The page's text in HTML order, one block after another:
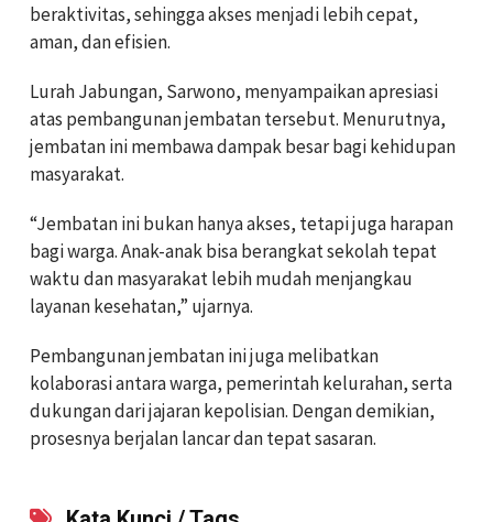
beraktivitas, sehingga akses menjadi lebih cepat,
aman, dan efisien.
Lurah Jabungan, Sarwono, menyampaikan apresiasi
atas pembangunan jembatan tersebut. Menurutnya,
jembatan ini membawa dampak besar bagi kehidupan
masyarakat.
“Jembatan ini bukan hanya akses, tetapi juga harapan
bagi warga. Anak-anak bisa berangkat sekolah tepat
waktu dan masyarakat lebih mudah menjangkau
layanan kesehatan,” ujarnya.
Pembangunan jembatan ini juga melibatkan
kolaborasi antara warga, pemerintah kelurahan, serta
dukungan dari jajaran kepolisian. Dengan demikian,
prosesnya berjalan lancar dan tepat sasaran.